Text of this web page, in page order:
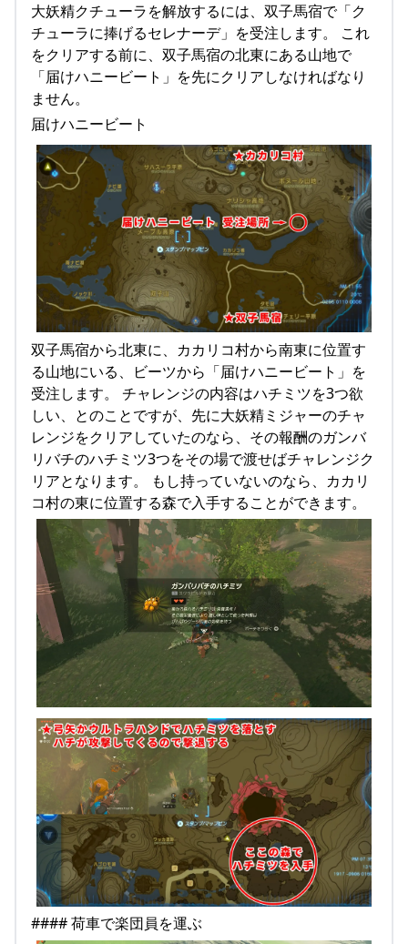
大妖精クチューラを解放するには、双子馬宿で「ク
チューラに捧げるセレナーデ」を受注します。 これ
をクリアする前に、双子馬宿の北東にある山地で
「届けハニービート」を先にクリアしなければなり
ません。
届けハニービート
双子馬宿から北東に、カカリコ村から南東に位置す
る山地にいる、ビーツから「届けハニービート」を
受注します。 チャレンジの内容はハチミツを3つ欲
しい、とのことですが、先に大妖精ミジャーのチャ
レンジをクリアしていたのなら、その報酬のガンバ
リバチのハチミツ3つをその場で渡せばチャレンジク
リアとなります。 もし持っていないのなら、カカリ
コ村の東に位置する森で入手することができます。
#### 荷車で楽団員を運ぶ